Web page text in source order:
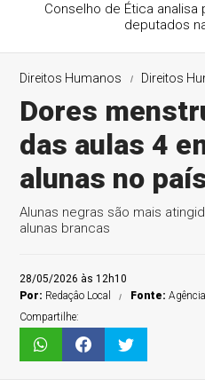
Projeto restringe o acesso
pensão a estádios
Direitos Humanos Direitos
Dores
das aulas 4
alunas no
Alunas negras são mais
alunas brancas
28/05/2026 às 12h10
Por: Redaçâo Local Fonte:
Compartilhe: